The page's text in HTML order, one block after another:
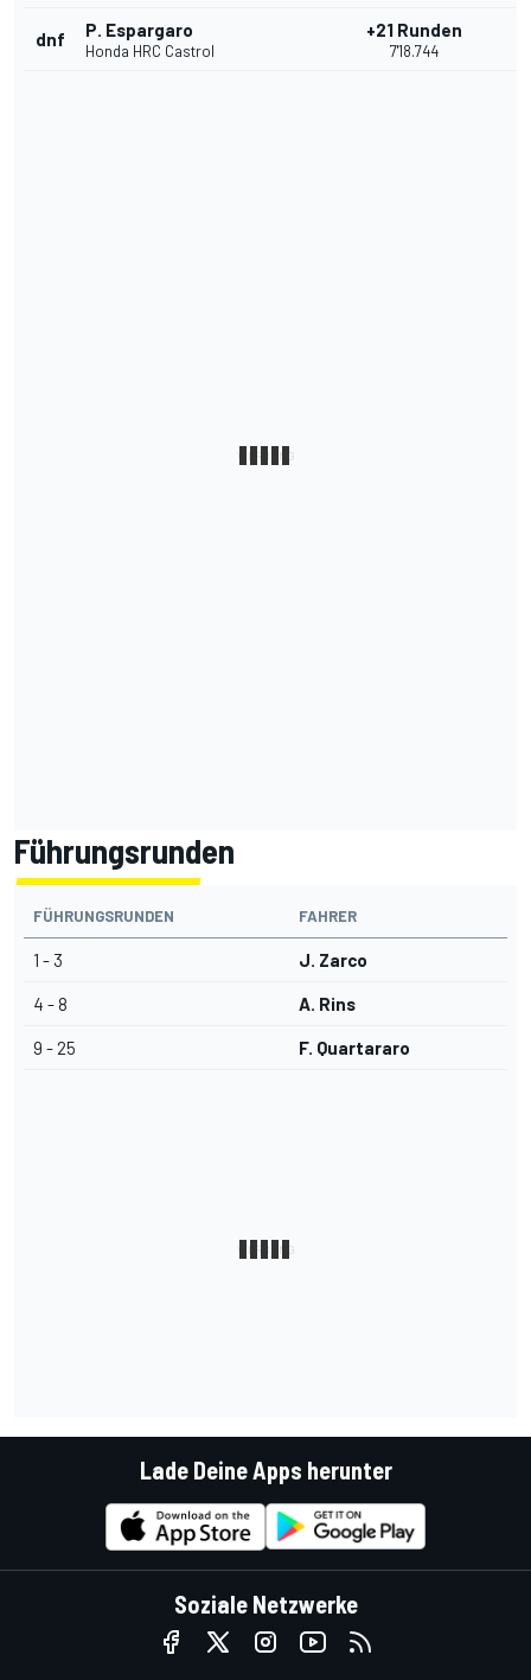
dnf P. Espargaro
Honda HRC Castrol
+21 Runden
7'18.744
Führungsrunden
FÜHRUNGSRUNDEN FAHRER
1 - 3 J. Zarco
4 - 8 A. Rins
9 - 25 F. Quartararo
Lade Deine Apps herunter
Soziale Netzwerke